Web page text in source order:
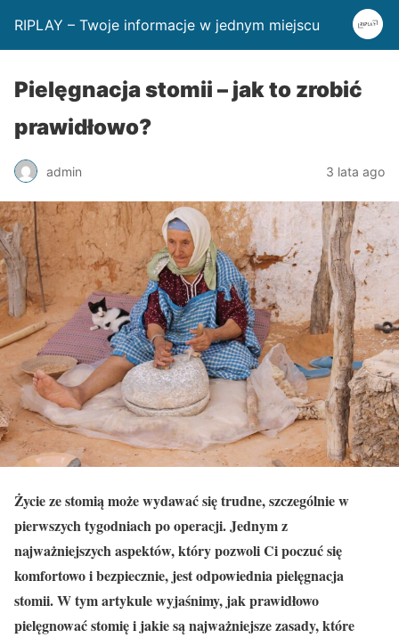
RIPLAY – Twoje informacje w jednym miejscu
Pielęgnacja stomii – jak to zrobić
prawidłowo?
admin 3 lata ago
Życie ze stomią może wydawać się trudne, szczególnie w
pierwszych tygodniach po operacji. Jednym z
najważniejszych aspektów, który pozwoli Ci poczuć się
komfortowo i bezpiecznie, jest odpowiednia pielęgnacja
stomii. W tym artykule wyjaśnimy, jak prawidłowo
pielęgnować stomię i jakie są najważniejsze zasady, które